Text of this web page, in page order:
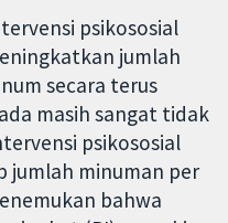
psikososial
jumlah
secara terus
masih sangat tidak
psikososial
jumlah minuman per
bahwa